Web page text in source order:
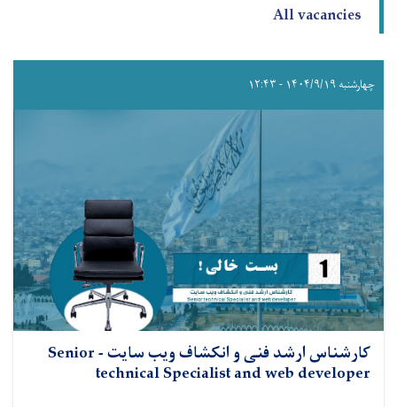
All vacancies
چهارشنبه ۱۴۰۴/۹/۱۹ - ۱۲:۴۳
کارشناس ارشد فنی و انکشاف ویب سایت - Senior
technical Specialist and web developer